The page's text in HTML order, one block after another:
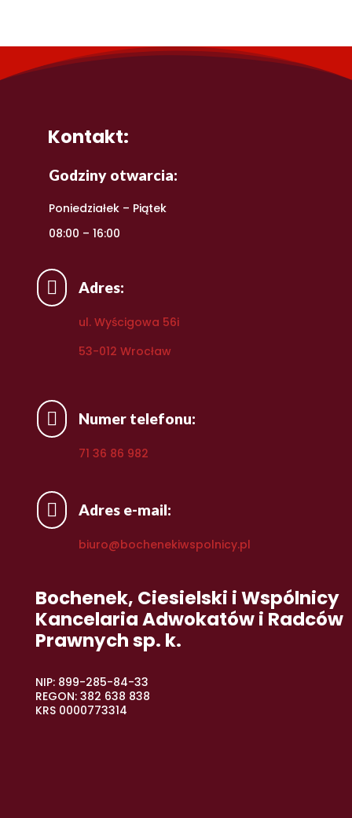
Kontakt:
Godziny otwarcia:
Poniedziałek – Piątek
08:00 – 16:00
 Adres:
ul. Wyścigowa 56i
53-012 Wrocław
 Numer telefonu:
71 36 86 982
 Adres e-mail:
biuro@bochenekiwspolnicy.pl
Bochenek, Ciesielski i Wspólnicy
Kancelaria Adwokatów i Radców
Prawnych sp. k.
NIP: 899-285-84-33
REGON: 382 638 838
KRS 0000773314